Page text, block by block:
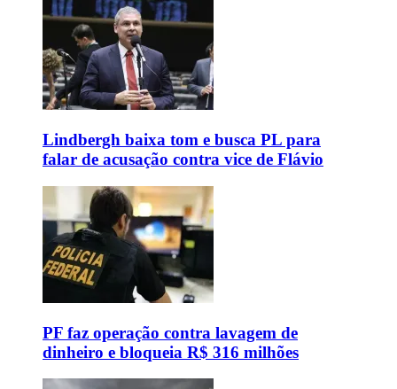
Lindbergh baixa tom e busca PL para
falar de acusação contra vice de Flávio
PF faz operação contra lavagem de
dinheiro e bloqueia R$ 316 milhões